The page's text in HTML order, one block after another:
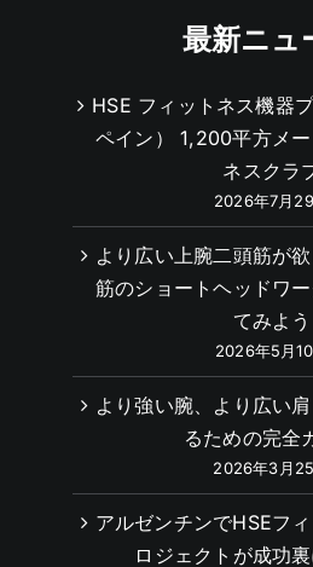
最新ニュ
HSE フィットネス機器
ペイン） 1,200平方メ
ネスクラ
2026年7月
より広い上腕二頭筋が
筋のショートヘッドワ
てみよう
2026年5月
より強い腕、より広い
るための完全
2026年3月
アルゼンチンでHSEフ
ロジェクトが成功